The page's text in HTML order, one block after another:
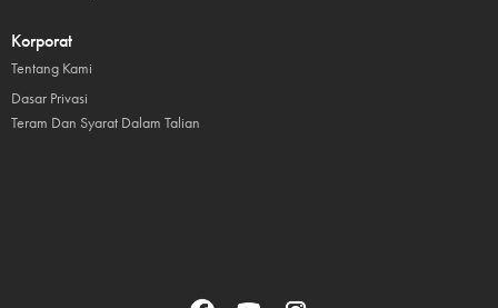
Korporat
Tentang Kami
Dasar Privasi
Teram Dan Syarat Dalam Talian